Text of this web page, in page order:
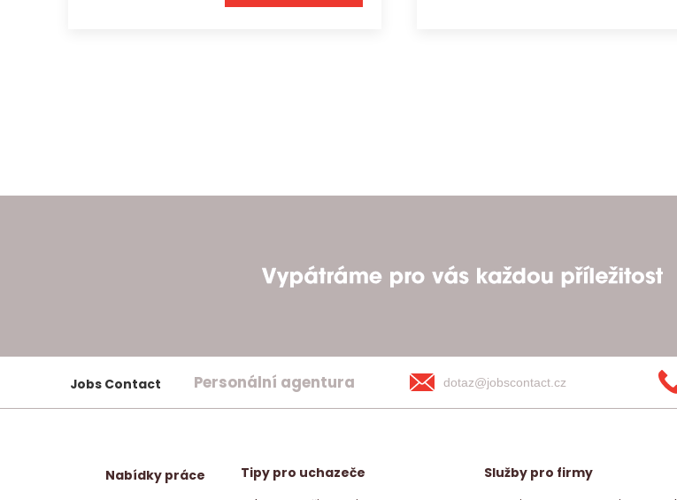
Jobs Contact Personální agentura dotaz@jobscontact.cz
Nabídky práce
Tipy pro uchazeče
Služby pro firmy